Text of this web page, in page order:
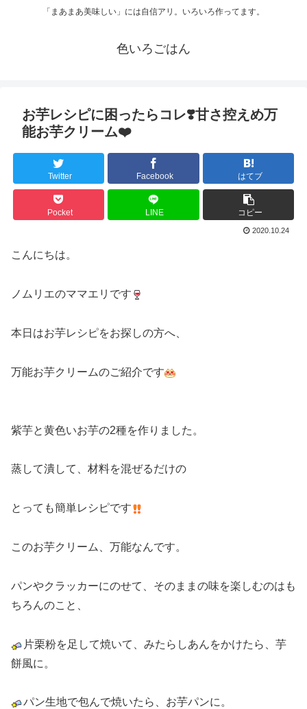
「まあまあ美味しい」には自信アリ。いろいろ作ってます。
色いろごはん
お芋レシピに困ったらコレ❣️甘さ控えめ万
能お芋クリーム❤️
Twitter Facebook はてブ
Pocket LINE コピー
2020.10.24
こんにちは。
ノムリエのママエリです
本日はお芋レシピをお探しの方へ、
万能お芋クリームのご紹介です
紫芋と黄色いお芋の2種を作りました。
蒸して潰して、材料を混ぜるだけの
とっても簡単レシピです
このお芋クリーム、万能なんです。
パンやクラッカーにのせて、そのままの味を楽しむのはも
ちろんのこと、
片栗粉を足して焼いて、みたらしあんをかけたら、芋
餅風に。
パン生地で包んで焼いたら、お芋パンに。